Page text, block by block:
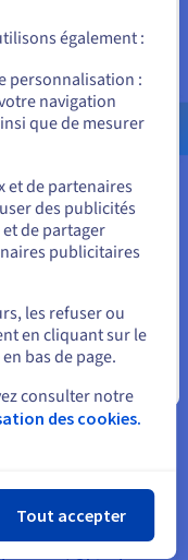
en externe à
et le réseau
se termine
Matomo, qui
et la
dans le
deux clusters
des
Pour ce faire, il
- $
également :
personnalisation :
navigation
que de mesurer
et de partenaires
des publicités
de partager
publicitaires
les refuser ou
en cliquant sur le
bas de page.
consulter notre
des cookies.
Tout accepter